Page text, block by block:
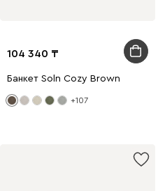
104 340
Банкет Soln Cozy Brown
+107